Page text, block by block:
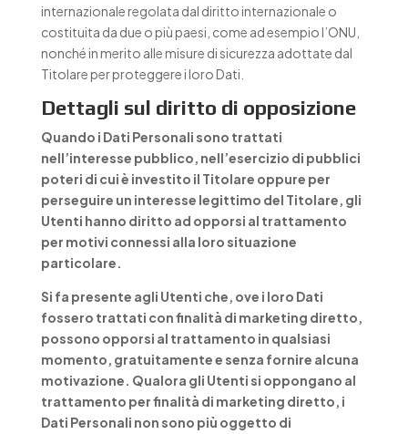
internazionale regolata dal diritto internazionale o
costituita da due o più paesi, come ad esempio l’ONU,
nonché in merito alle misure di sicurezza adottate dal
Titolare per proteggere i loro Dati.
Dettagli sul diritto di opposizione
Quando i Dati Personali sono trattati
nell’interesse pubblico, nell’esercizio di pubblici
poteri di cui è investito il Titolare oppure per
perseguire un interesse legittimo del Titolare, gli
Utenti hanno diritto ad opporsi al trattamento
per motivi connessi alla loro situazione
particolare.
Si fa presente agli Utenti che, ove i loro Dati
fossero trattati con finalità di marketing diretto,
possono opporsi al trattamento in qualsiasi
momento, gratuitamente e senza fornire alcuna
motivazione. Qualora gli Utenti si oppongano al
trattamento per finalità di marketing diretto, i
Dati Personali non sono più oggetto di